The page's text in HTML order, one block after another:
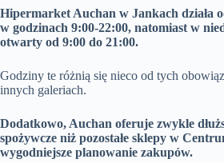
Hipermarket Auchan w Jankach działa
w godzinach 9:00-22:00, natomiast w
otwarty od 9:00 do 21:00.
Godziny te różnią się nieco od tych
innych galeriach.
Dodatkowo, Auchan oferuje zwykle
spożywcze niż pozostałe sklepy w
wygodniejsze planowanie zakupów.